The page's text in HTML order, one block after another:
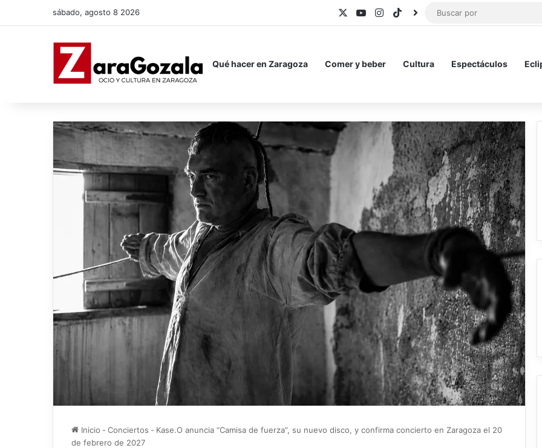
sábado, agosto 8 2026 YouTubeInstagram
TikTokBlueSky
Qué hacer en Zaragoza Comer y beber Cultura Espectáculos
Inicio - Conciertos - Kase.O anuncia “Camisa de fuerza”, su nuevo disco, y confirma concierto en Zaragoza el 20
de febrero de 2027